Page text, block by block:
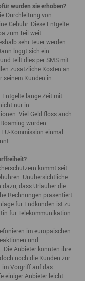
wurden sie erhoben?
Durchleitung von
Gebühr. Diese Entgelte
zum Teil weit
sehr teuer werden.
loggt sich ein
teilt dies per SMS mit.
zusätzliche Kosten an.
seinem Kunden in
lange Zeit mit
nur in
Viel Geld floss auch
wurden
Kommission einmal
kommt seit
Unübersichtliche
dazu, dass Urlauber die
Rechnungen präsentiert
für Endkunden ist zu
für Telekommunikation
im europäischen
und
Die Anbieter könnten ihre
noch die Kunden zur
im Vorgriff auf das
einiger Anbieter leicht